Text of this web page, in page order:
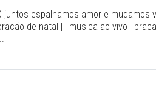
espalhamos amor e mudamos
de natal | | musica ao vivo |